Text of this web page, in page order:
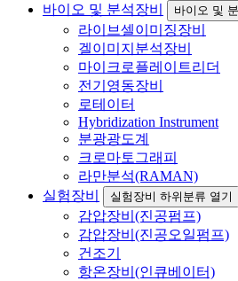
바이오 및 분석장비
바이오 및
라이브셀이미징장비
겔이미지분석장비
마이크로플레이트리더
전기영동장비
로테이터
Hybridization Instrument
분광광도계
크로마토그래피
라만분석(RAMAN)
실험장비
실험장비 하위분류 열기
감압장비(진공펌프)
감압장비(진공오일펌프)
건조기
항온장비(인큐베이터)